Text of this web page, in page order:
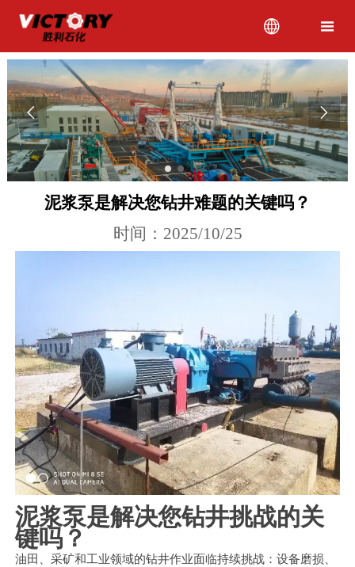
 
 
泥浆泵是解决您钻井难题的关键吗？
时间：2025/10/25
泥浆泵是解决您钻井挑战的关
键吗？
油田、采矿和工业领域的钻井作业面临持续挑战：设备磨损、